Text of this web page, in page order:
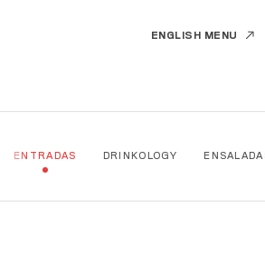
ENGLISH MENU
ENTRADAS DRINKOLOGY